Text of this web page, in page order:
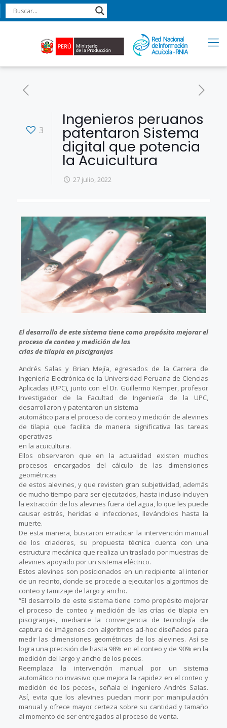
3
Ingenieros peruanos
patentaron Sistema
digital que potencia
la Acuicultura
27 julio, 2022
El desarrollo de este sistema tiene como propósito mejorar el
proceso de conteo y medición de las
crías de tilapia en piscigranjas
Andrés Salas y Brian Mejía, egresados de la Carrera de
Ingeniería Electrónica de la Universidad Peruana de Ciencias
Aplicadas (UPC), junto con el Dr. Guillermo Kemper, profesor
Investigador de la Facultad de Ingeniería de la UPC,
desarrollaron y patentaron un sistema
automático para el proceso de conteo y medición de alevines
de tilapia que facilita de manera significativa las tareas
operativas
en la acuicultura.
Ellos observaron que en la actualidad existen muchos
procesos encargados del cálculo de las dimensiones
geométricas
de estos alevines, y que revisten gran subjetividad, además
de mucho tiempo para ser ejecutados, hasta incluso incluyen
la extracción de los alevines fuera del agua, lo que les puede
causar estrés, heridas e infecciones, llevándolos hasta la
muerte.
De esta manera, buscaron erradicar la intervención manual
de los criadores, su propuesta técnica cuenta con una
estructura mecánica que realiza un traslado por muestras de
alevines apoyado por un sistema eléctrico.
Estos alevines son posicionados en un recipiente al interior
de un recinto, donde se procede a ejecutar los algoritmos de
conteo y tamizaje de largo y ancho.
“El desarrollo de este sistema tiene como propósito mejorar
el proceso de conteo y medición de las crías de tilapia en
piscigranjas, mediante la convergencia de tecnología de
captura de imágenes con algoritmos ad-hoc diseñados para
medir las dimensiones geométricas de los alevines. Así se
logra una precisión de hasta 98% en el conteo y de 90% en la
medición del largo y ancho de los peces.
Reemplaza la intervención manual por un sistema
automático no invasivo que mejora la rapidez en el conteo y
medición de los peces», señala el ingeniero Andrés Salas.
Así, evita que los alevines puedan morir por manipulación
manual y ofrece mayor certeza sobre su cantidad y tamaño
al momento de ser entregados al proceso de venta.